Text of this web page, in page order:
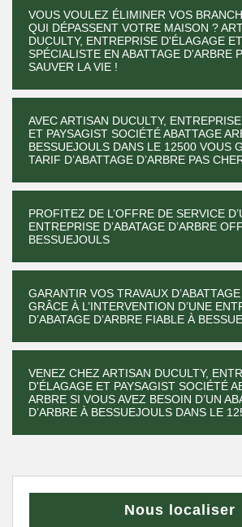
VOUS VOULEZ ÉLIMINER VOS
QUI DÉPASSENT VOTRE MAISON ?
DUCULTY, ENTREPRISE D'ÉLAGAGE
SPÉCIALISTE EN ABATTAGE D'ARBRE
SAUVER LA VIE !
AVEC ARTISAN DUCULTY,
ET PAYSAGIST SOCIÉTÉ ABATTAGE
BESSUEJOULS DANS LE 12500 VOUS
TARIF D’ABATTAGE D’ARBRE PAS
PROFITEZ DE L’OFFRE DE SERVICE
ENTREPRISE D’ABATAGE D’ARBRE
BESSUEJOULS
GARANTIR VOS TRAVAUX D’ABATTAGE
GRÂCE À L’INTERVENTION D’UNE
D’ABATAGE D’ARBRE FIABLE À
VENEZ CHEZ ARTISAN DUCULTY,
D'ÉLAGAGE ET PAYSAGIST SOCIÉTÉ
ARBRE SI VOUS AVEZ BESOIN D’UN
D’ARBRE À BESSUEJOULS DANS LE
Nous localiser